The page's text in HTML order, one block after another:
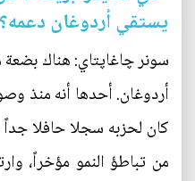
يستقي أردوغان دعمه؟
سونر چاغاپتاي: هناك
كان لحزبه سجلا حافلا